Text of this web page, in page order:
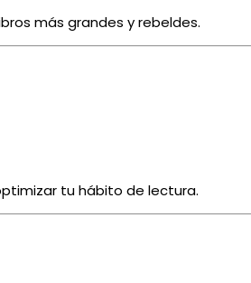
más grandes y rebeldes.
tu hábito de lectura.